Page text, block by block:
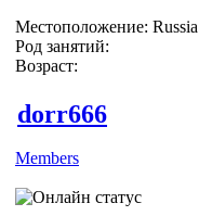
Местоположение: Russia
Род занятий:
Возраст:
dorr666
Members